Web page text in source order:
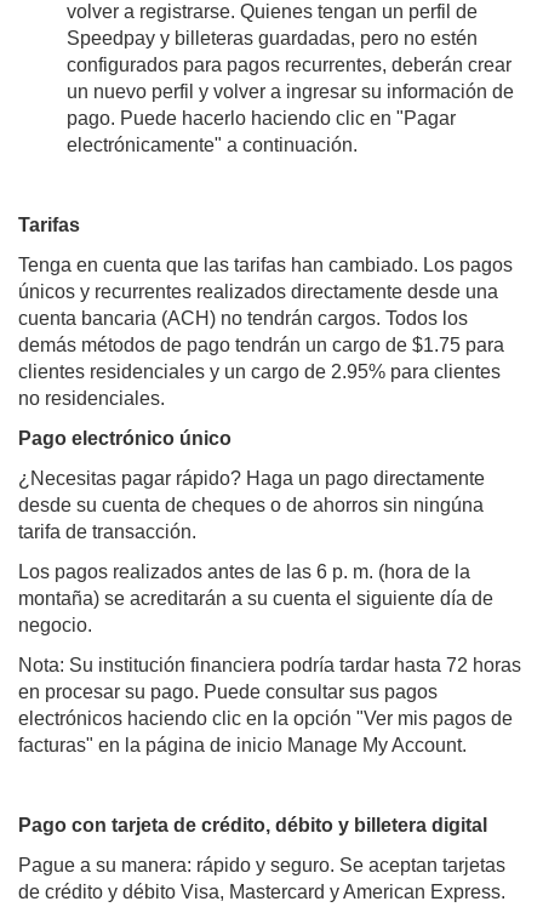
volver a registrarse. Quienes tengan un perfil de
Speedpay y billeteras guardadas, pero no estén
configurados para pagos recurrentes, deberán crear
un nuevo perfil y volver a ingresar su información de
pago. Puede hacerlo haciendo clic en "Pagar
electrónicamente" a continuación.
Tarifas
Tenga en cuenta que las tarifas han cambiado. Los pagos
únicos y recurrentes realizados directamente desde una
cuenta bancaria (ACH) no tendrán cargos. Todos los
demás métodos de pago tendrán un cargo de $1.75 para
clientes residenciales y un cargo de 2.95% para clientes
no residenciales.
Pago electrónico único
¿Necesitas pagar rápido? Haga un pago directamente
desde su cuenta de cheques o de ahorros sin ningúna
tarifa de transacción.
Los pagos realizados antes de las 6 p. m. (hora de la
montaña) se acreditarán a su cuenta el siguiente día de
negocio.
Nota: Su institución financiera podría tardar hasta 72 horas
en procesar su pago. Puede consultar sus pagos
electrónicos haciendo clic en la opción "Ver mis pagos de
facturas" en la página de inicio Manage My Account.
Pago con tarjeta de crédito, débito y billetera digital
Pague a su manera: rápido y seguro. Se aceptan tarjetas
de crédito y débito Visa, Mastercard y American Express.